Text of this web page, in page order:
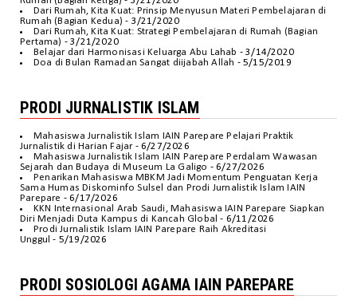
Dari Rumah, Kita Kuat: Prinsip Menyusun Materi Pembelajaran di
Rumah (Bagian Kedua) - 3/21/2020
Dari Rumah, Kita Kuat: Strategi Pembelajaran di Rumah (Bagian
Pertama) - 3/21/2020
Belajar dari Harmonisasi Keluarga Abu Lahab - 3/14/2020
Doa di Bulan Ramadan Sangat diijabah Allah - 5/15/2019
PRODI JURNALISTIK ISLAM
Mahasiswa Jurnalistik Islam IAIN Parepare Pelajari Praktik
Jurnalistik di Harian Fajar- 6/27/2026
Mahasiswa Jurnalistik Islam IAIN Parepare Perdalam Wawasan
Sejarah dan Budaya di Museum La Galigo - 6/27/2026
Penarikan Mahasiswa MBKM Jadi Momentum Penguatan Kerja
Sama Humas Diskominfo Sulsel dan Prodi Jurnalistik Islam IAIN
Parepare - 6/17/2026
KKN Internasional Arab Saudi, Mahasiswa IAIN Parepare Siapkan
Diri Menjadi Duta Kampus di Kancah Global - 6/11/2026
Prodi Jurnalistik Islam IAIN Parepare Raih Akreditasi
Unggul - 5/19/2026
PRODI SOSIOLOGI AGAMA IAIN PAREPARE